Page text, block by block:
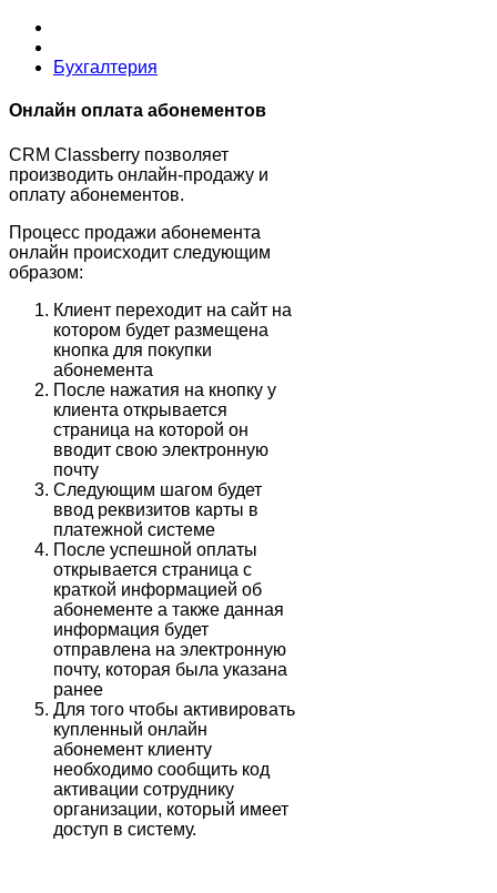
Бухгалтерия
Онлайн оплата абонементов
CRM Classberry позволяет
производить онлайн-продажу и
оплату абонементов.
Процесс продажи абонемента
онлайн происходит следующим
образом:
Клиент переходит на сайт на
котором будет размещена
кнопка для покупки
абонемента
После нажатия на кнопку у
клиента открывается
страница на которой он
вводит свою электронную
почту
Следующим шагом будет
ввод реквизитов карты в
платежной системе
После успешной оплаты
открывается страница с
краткой информацией об
абонементе а также данная
информация будет
отправлена на электронную
почту, которая была указана
ранее
Для того чтобы активировать
купленный онлайн
абонемент клиенту
необходимо сообщить код
активации сотруднику
организации, который имеет
доступ в систему.